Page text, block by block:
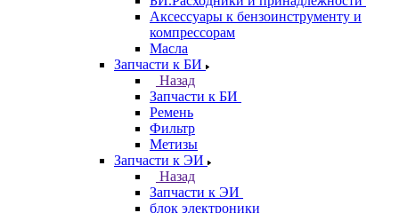
Аксессуары к бензоинструменту и
компрессорам
Масла
Запчасти к БИ
Назад
Запчасти к БИ
Ремень
Фильтр
Метизы
Запчасти к ЭИ
Назад
Запчасти к ЭИ
блок электроники